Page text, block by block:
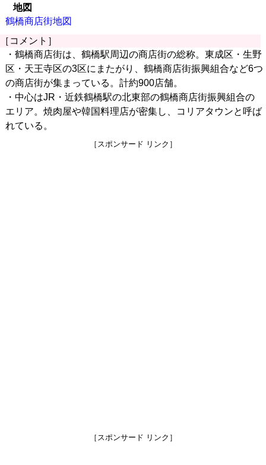
地図
鶴橋商店街地図
［コメント］
・鶴橋商店街は、鶴橋駅周辺の商店街の総称。東成区・生野
区・天王寺区の3区にまたがり、鶴橋商店街振興組合など6つ
の商店街が集まっている。計約900店舗。
・中心はJR・近鉄鶴橋駅の北東部の鶴橋商店街振興組合の
エリア。焼肉屋や韓国料理店が密集し、コリアタウンと呼ば
れている。
［スポンサード リンク］
［スポンサード リンク］